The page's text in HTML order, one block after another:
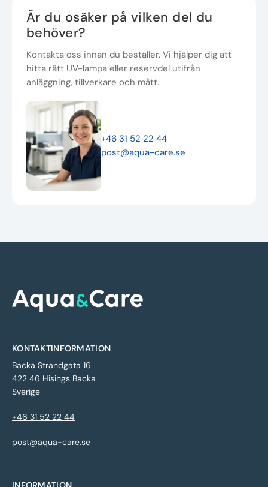
Är du osäker på vilken del du
behöver?
Kontakta oss innan du beställer. Vi hjälper dig att
hitta rätt UV-lampa eller reservdel utifrån
anläggning, tillverkare och mått.
+46 31 52 22 44
post@aqua-care.se
KONTAKTINFORMATION
Backa Strandgata 16
422 46 Hisings Backa
Sverige
+46 31 52 22 44
post@aqua-care.se